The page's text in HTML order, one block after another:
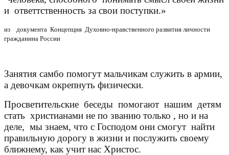
и ответтственность за свои поступки.»
из документа Концепция Духовно-нравственного развития личности
гражданина России
Занятия самбо помогут мальчикам служить в армии,
а девочкам окрепнуть физически.
Просветительские беседы помогают нашим детям
стать христианами не по званию только , но и на
деле, мы знаем, что с Господом они смогут найти
правильную дорогу в жизни и послужить своему
ближнему, как учит нас Христос.